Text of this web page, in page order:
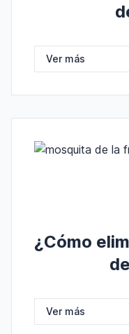
Ver más
¿Cómo
Ver más